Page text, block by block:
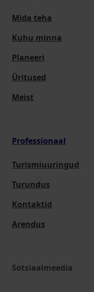
Mida teha
Kuhu minna
Planeeri
Üritused
Meist
Professionaal
Turismiuuringud
Turundus
Kontaktid
Arendus
Sotsiaalmeedia